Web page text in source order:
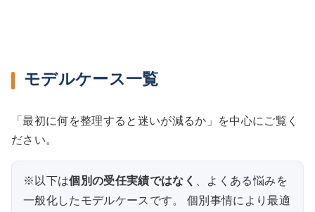
モデルケース一覧
「最初に何を整理すると迷いが減るか」を中心にご覧く
ださい。
※以下は個別の受任実績ではなく
、よくある悩みを
一般化したモデルケースです。 個別事情により最適